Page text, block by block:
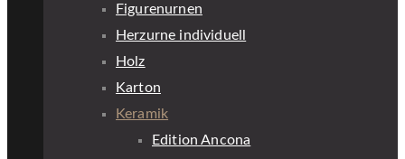
Figurenurnen
Herzurne individuell
Holz
Karton
Keramik
Edition Ancona